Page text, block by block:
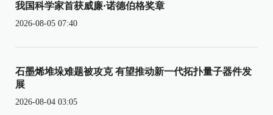
我国科学家首获威廉·诺德伯格奖章
2026-08-05 07:40
石墨烯堆垛难题被攻克 有望推动新一代拓扑量子器件发
展
2026-08-04 03:05